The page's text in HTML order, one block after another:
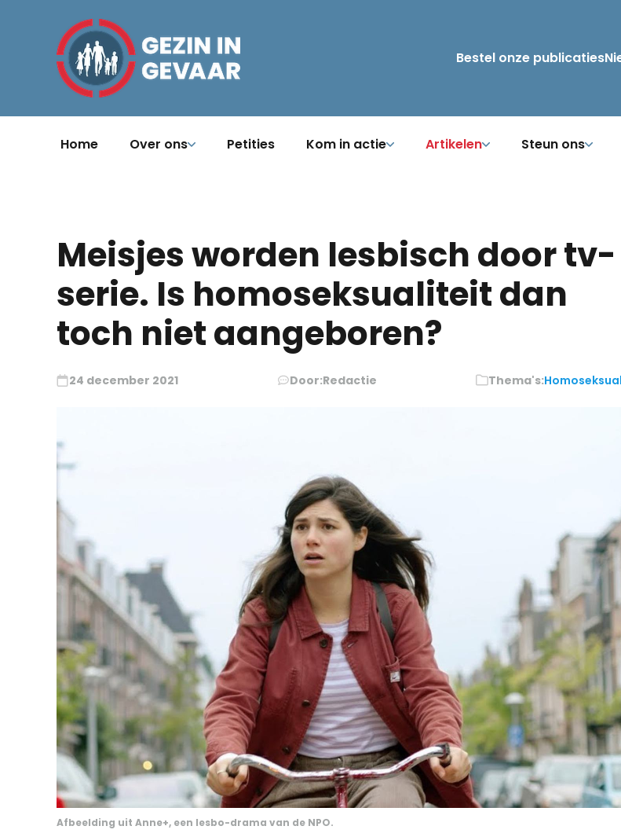
Bestel onze publicaties
Home Over ons Petities Kom in actie Artikelen Steun ons
Meisjes worden lesbisch door tv-
serie. Is homoseksualiteit dan
toch niet aangeboren?
24 december 2021 Door:Redactie Thema's:
Afbeelding uit Anne+, een lesbo-drama van de NPO.